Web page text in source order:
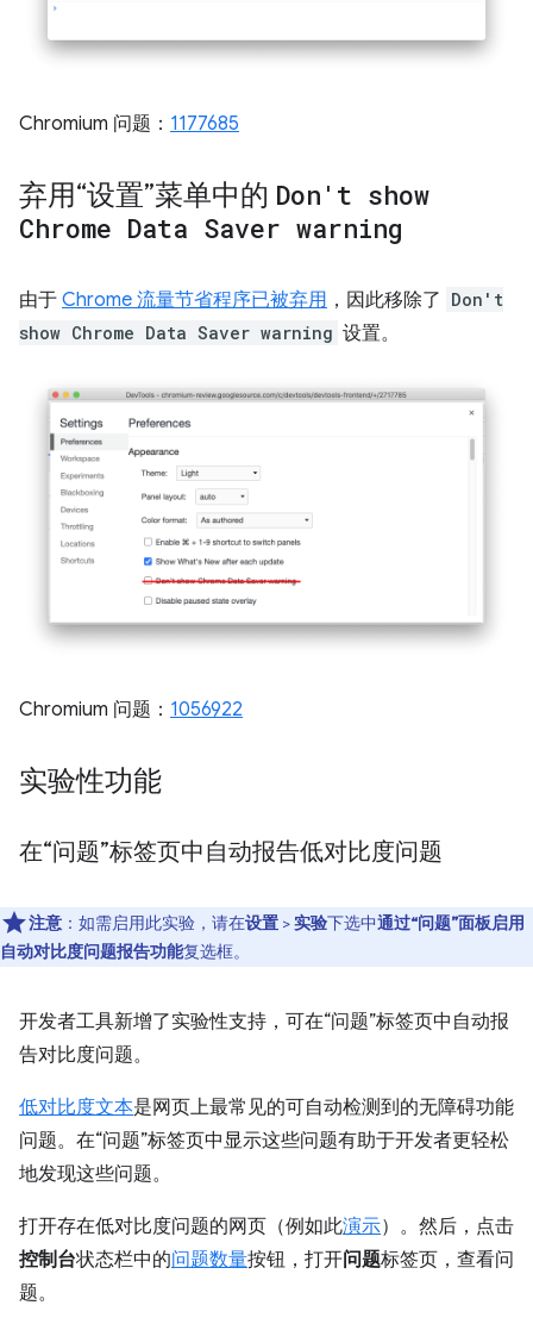
Chromium 问题： 1177685
弃用“设置”菜单中的 Don't show
Chrome Data Saver warning
由于 Chrome 流量节省程序已被弃用 ，因此移除了 Don't
show Chrome Data Saver warning 设置。
Chromium 问题： 1056922
实验性功能
在“问题”标签页中自动报告低对比度问题
注意 ：如需启用此实验，请在设置 >实验下选中通过“问题”面板启用
自动对比度问题报告功能复选框。
开发者工具新增了实验性支持，可在“问题”标签页中自动报
告对比度问题。
低对比度文本是网页上最常见的可自动检测到的无障碍功能
问题。在“问题”标签页中显示这些问题有助于开发者更轻松
地发现这些问题。
打开存在低对比度问题的网页（例如此演示）。然后，点击
控制台状态栏中的问题数量按钮，打开问题标签页，查看问
题。